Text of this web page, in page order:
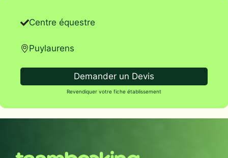
Centre équestre
Puylaurens
Demander un Devis
Revendiquer votre fiche établissement